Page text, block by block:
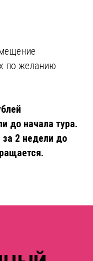
по желанию
до начала тура.
2 недели до